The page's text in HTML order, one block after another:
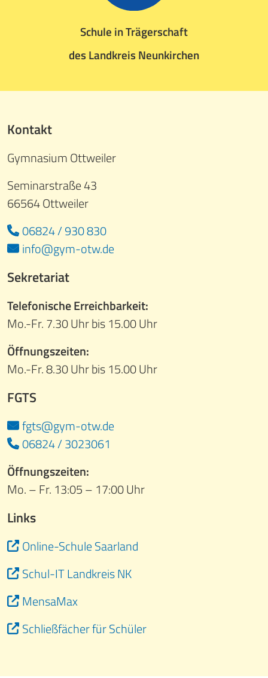
Schule in Trägerschaft
des Landkreis Neunkirchen
Kontakt
Gymnasium Ottweiler
Seminarstraße 43
66564 Ottweiler
06824 / 930 830
info@gym-otw.de
Sekretariat
Telefonische Erreichbarkeit:
Mo.-Fr. 7.30 Uhr bis 15.00 Uhr
Öffnungszeiten:
Mo.-Fr. 8.30 Uhr bis 15.00 Uhr
FGTS
fgts@gym-otw.de
06824 / 3023061
Öffnungszeiten:
Mo. – Fr. 13:05 – 17:00 Uhr
Links
Online-Schule Saarland
Schul-IT Landkreis NK
MensaMax
Schließfächer für Schüler